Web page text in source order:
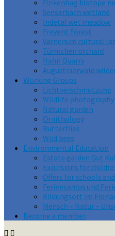
Finkenhag biotope
Senserbach wetland
Indetal wet meadow
Freyent Forest
Varnenum cultural
Türmchen orchard
Hahn Quarry
Augustinerwald
Working Groups
Lichtverschmutzung
Wildlife photography
Natural garden
Ornithology
Butterflies
Wild bees
Environmental Education
Estate garden Gut
Excursions for
Offers for schools
Feriencamps und
Bildungsort im
Mensch – Natur –
Become a member